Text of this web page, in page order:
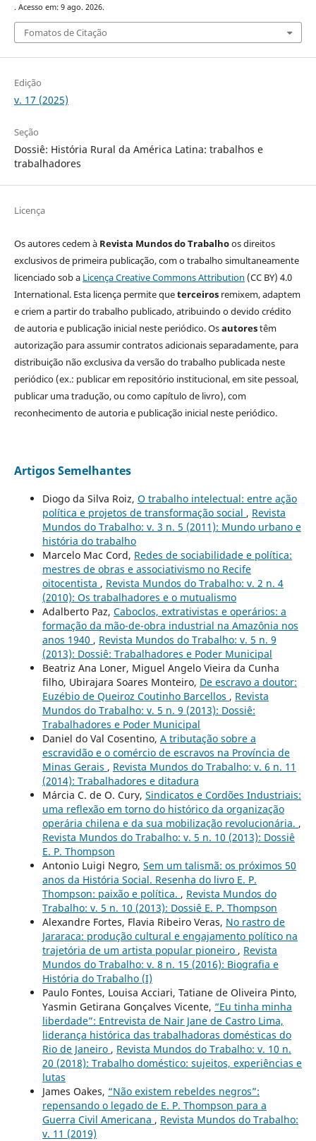
. Acesso em: 9 ago. 2026.
Fomatos de Citação
Edição
v. 17 (2025)
Seção
Dossiê: História Rural da América Latina: trabalhos e
trabalhadores
Licença
Os autores cedem à Revista Mundos do Trabalhoos direitos
exclusivos de primeira publicação, com o trabalho simultaneamente
licenciado sob a Licença Creative Commons Attribution (CC BY) 4.0
International. Esta licença permite queterceirosremixem, adaptem
e criem a partir do trabalho publicado, atribuindo o devido crédito
de autoria e publicação inicial neste periódico. Osautorestêm
autorização para assumir contratos adicionais separadamente, para
distribuição não exclusiva da versão do trabalho publicada neste
periódico (ex.: publicar em repositório institucional, em site pessoal,
publicar uma tradução, ou como capítulo de livro), com
reconhecimento de autoria e publicação inicial neste periódico.
Artigos Semelhantes
Diogo da Silva Roiz, O trabalho intelectual: entre ação
política e projetos de transformação social , Revista
Mundos do Trabalho: v. 3 n. 5 (2011): Mundo urbano e
história do trabalho
Marcelo Mac Cord, Redes de sociabilidade e política:
mestres de obras e associativismo no Recife
oitocentista , Revista Mundos do Trabalho: v. 2 n. 4
(2010): Os trabalhadores e o mutualismo
Adalberto Paz, Caboclos, extrativistas e operários: a
formação da mão-de-obra industrial na Amazônia nos
anos 1940 , Revista Mundos do Trabalho: v. 5 n. 9
(2013): Dossiê: Trabalhadores e Poder Municipal
Beatriz Ana Loner, Miguel Angelo Vieira da Cunha
filho, Ubirajara Soares Monteiro, De escravo a doutor:
Euzébio de Queiroz Coutinho Barcellos , Revista
Mundos do Trabalho: v. 5 n. 9 (2013): Dossiê:
Trabalhadores e Poder Municipal
Daniel do Val Cosentino, A tributação sobre a
escravidão e o comércio de escravos na Província de
Minas Gerais , Revista Mundos do Trabalho: v. 6 n. 11
(2014): Trabalhadores e ditadura
Márcia C. de O. Cury, Sindicatos e Cordões Industriais:
uma reflexão em torno do histórico da organização
operária chilena e da sua mobilização revolucionária. ,
Revista Mundos do Trabalho: v. 5 n. 10 (2013): Dossiê
E. P. Thompson
Antonio Luigi Negro, Sem um talismã: os próximos 50
anos da História Social. Resenha do livro E. P.
Thompson: paixão e política. , Revista Mundos do
Trabalho: v. 5 n. 10 (2013): Dossiê E. P. Thompson
Alexandre Fortes, Flavia Ribeiro Veras, No rastro de
Jararaca: produção cultural e engajamento político na
trajetória de um artista popular pioneiro , Revista
Mundos do Trabalho: v. 8 n. 15 (2016): Biografia e
História do Trabalho (I)
Paulo Fontes, Louisa Acciari, Tatiane de Oliveira Pinto,
Yasmin Getirana Gonçalves Vicente, “Eu tinha minha
liberdade”: Entrevista de Nair Jane de Castro Lima,
liderança histórica das trabalhadoras domésticas do
Rio de Janeiro , Revista Mundos do Trabalho: v. 10 n.
20 (2018): Trabalho doméstico: sujeitos, experiências e
lutas
James Oakes, “Não existem rebeldes negros”:
repensando o legado de E. P. Thompson para a
Guerra Civil Americana , Revista Mundos do Trabalho:
v. 11 (2019)